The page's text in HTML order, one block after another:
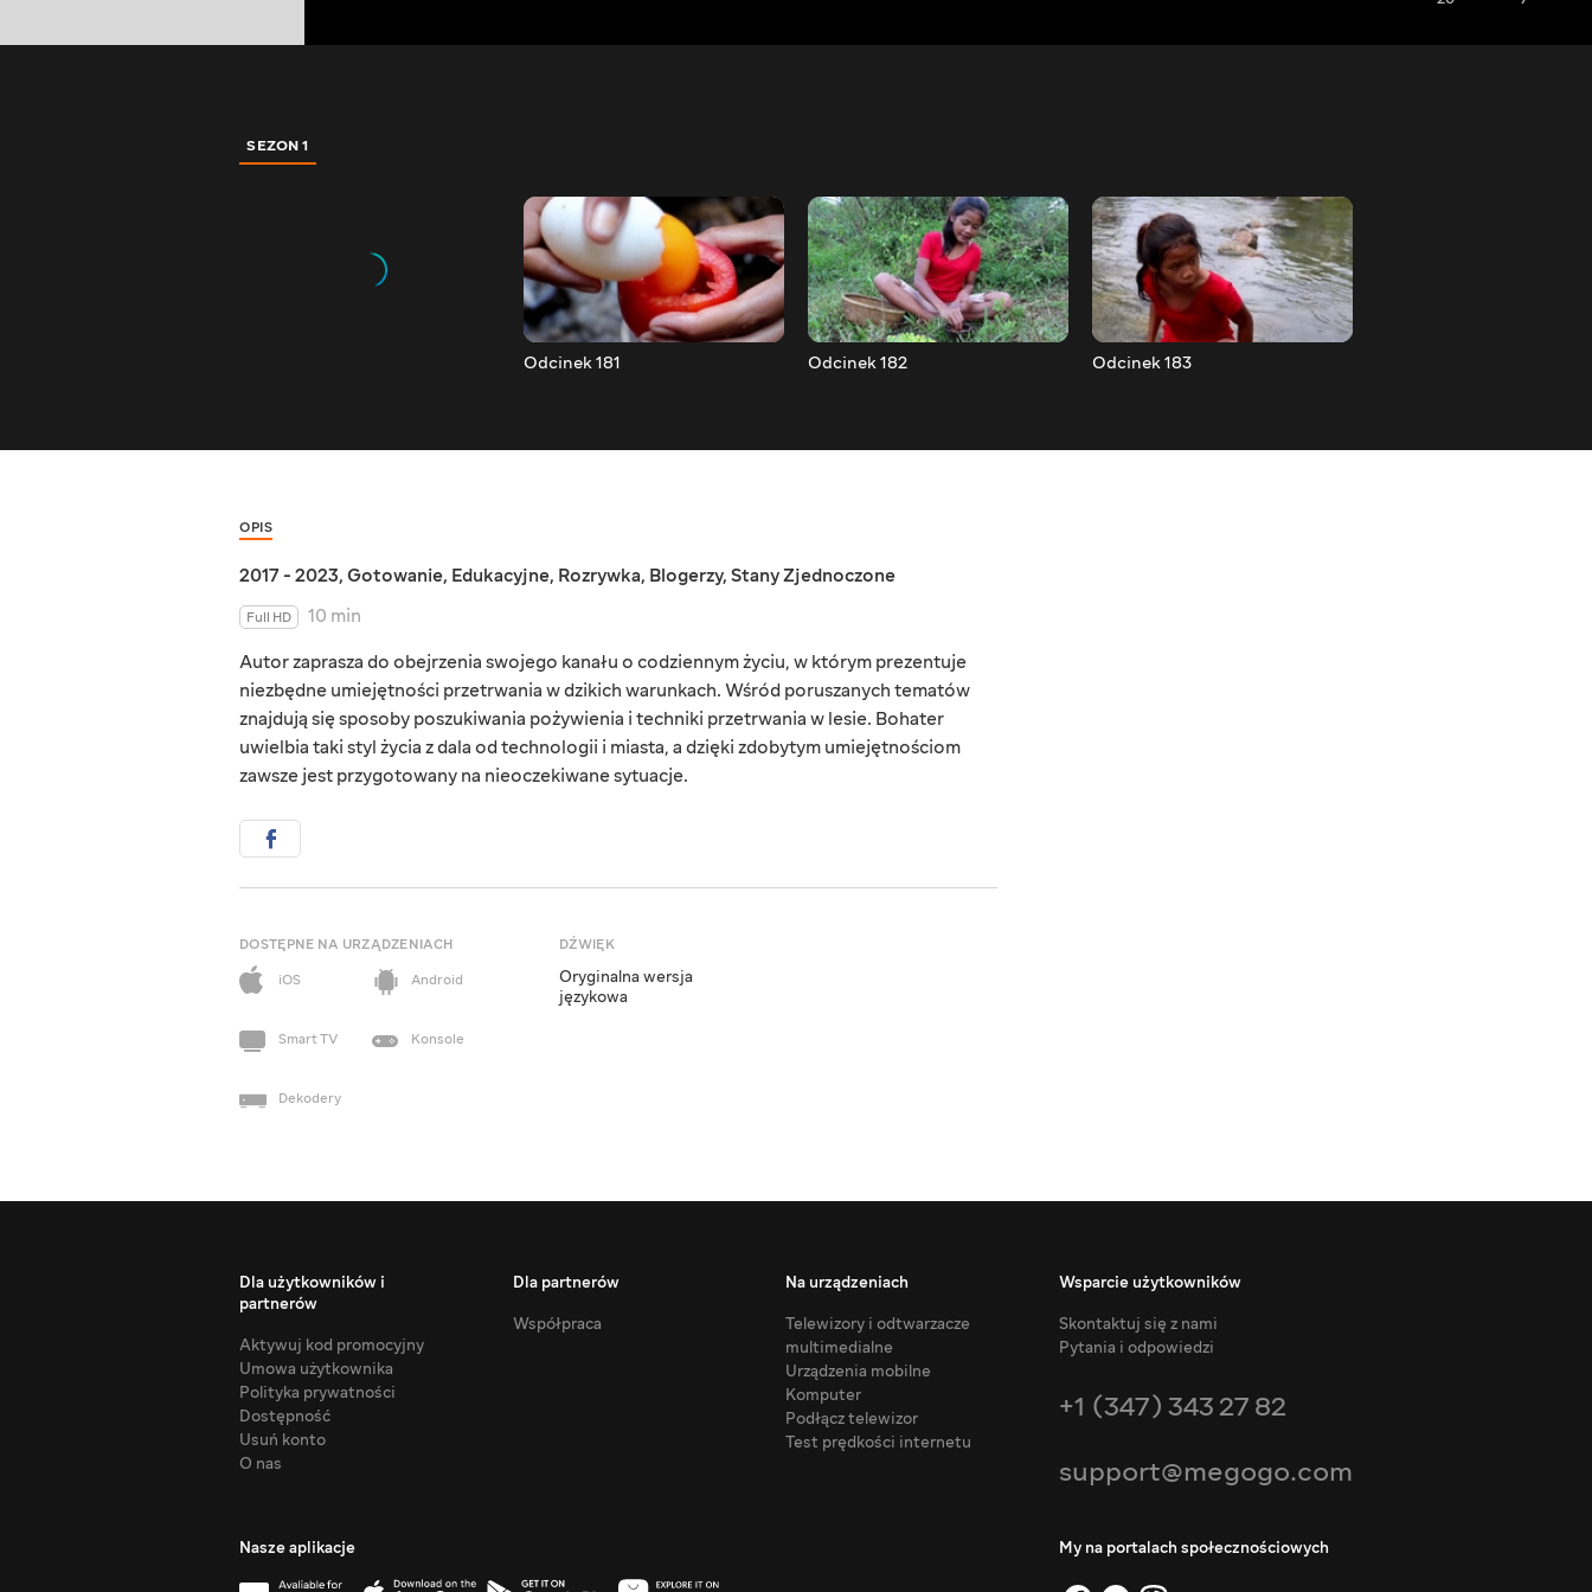
SEZON 1
Odcinek 181 Odcinek 182 Odcinek 183
OPIS
2017 - 2023, Gotowanie, Edukacyjne, Rozrywka, Blogerzy, Stany Zjednoczone
Full HD
10 min
Autor zaprasza do obejrzenia swojego kanału o codziennym życiu, w którym prezentuje
niezbędne umiejętności przetrwania w dzikich warunkach. Wśród poruszanych tematów
znajdują się sposoby poszukiwania pożywienia i techniki przetrwania w lesie. Bohater
uwielbia taki styl życia z dala od technologii i miasta, a dzięki zdobytym umiejętnościom
zawsze jest przygotowany na nieoczekiwane sytuacje.
DOSTĘPNE NA URZĄDZENIACH
iOS
Android
Smart TV Konsole
Dekodery
DŹWIĘK
Oryginalna wersja
językowa
Dla użytkowników i
partnerów
Aktywuj kod promocyjny
Umowa użytkownika
Polityka prywatności
Dostępność
Usuń konto
O nas
Dla partnerów
Współpraca
Na urządzeniach
Telewizory i odtwarzacze
multimedialne
Urządzenia mobilne
Komputer
Podłącz telewizor
Test prędkości internetu
Wsparcie użytkowników
Skontaktuj się z nami
Pytania i odpowiedzi
+1 (347) 343 27 82
support@megogo.com
Nasze aplikacje My na portalach społecznościowych